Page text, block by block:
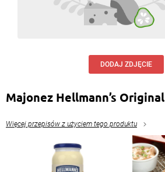
DODAJ ZDJĘCIE
Majonez Hellmann’s Original
Więcej przepisów z użyciem tego produktu